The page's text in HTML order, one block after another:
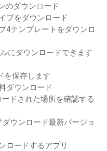
のダウンロード
ブをダウンロード
4テンプレートをダウンロ
にダウンロードできます
を保存します
ダウンロード
ドされた場所を確認する
ウンロード最新バージョ
ロードするアプリ